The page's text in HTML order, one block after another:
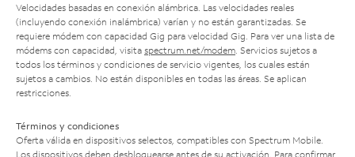
Velocidades basadas en conexión alámbrica. Las velocidades reales
(incluyendo conexión inalámbrica) varían y no están garantizadas. Se
requiere módem con capacidad Gig para velocidad Gig. Para ver una lista de
módems con capacidad, visita spectrum.net/modem . Servicios sujetos a
todos los términos y condiciones de servicio vigentes, los cuales están
sujetos a cambios. No están disponibles en todas las áreas. Se aplican
restricciones.
Términos y condiciones
Oferta válida en dispositivos selectos, compatibles con Spectrum Mobile.
Los dispositivos deben desbloquearse antes de su activación. Para confirmar